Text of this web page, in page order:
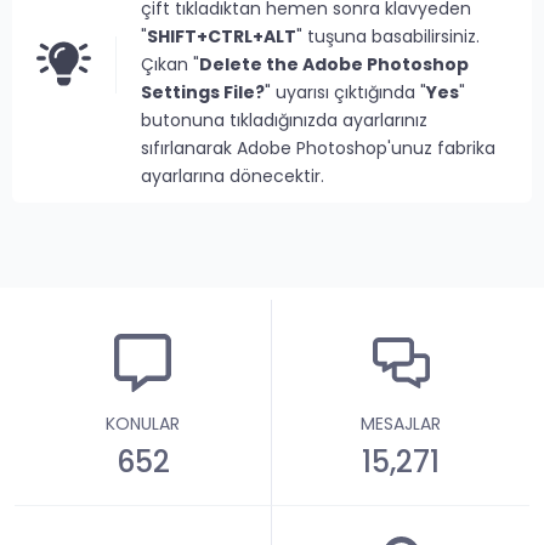
çift tıkladıktan hemen sonra klavyeden
"SHIFT+CTRL+ALT" tuşuna basabilirsiniz.
Çıkan "Delete the Adobe Photoshop
Settings File?" uyarısı çıktığında "Yes"
butonuna tıkladığınızda ayarlarınız
sıfırlanarak Adobe Photoshop'unuz fabrika
ayarlarına dönecektir.
KONULAR
652
MESAJLAR
15,271